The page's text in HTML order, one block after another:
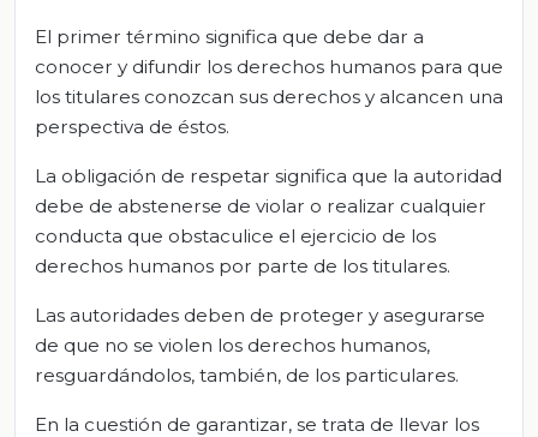
El primer término significa que debe dar a
conocer y difundir los derechos humanos para que
los titulares conozcan sus derechos y alcancen una
perspectiva de éstos.
La obligación de respetar significa que la autoridad
debe de abstenerse de violar o realizar cualquier
conducta que obstaculice el ejercicio de los
derechos humanos por parte de los titulares.
Las autoridades deben de proteger y asegurarse
de que no se violen los derechos humanos,
resguardándolos, también, de los particulares.
En la cuestión de garantizar, se trata de llevar los